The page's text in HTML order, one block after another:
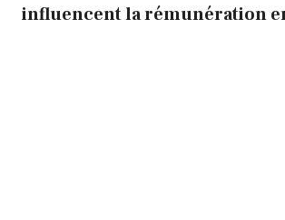
influencent la rémunération